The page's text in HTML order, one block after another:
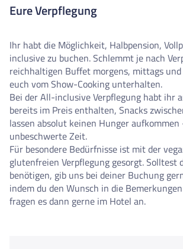
Eure Verpflegung
Ihr habt die Möglichkeit, Halbpension,
inclusive zu buchen. Schlemmt je nach
reichhaltigen Buffet morgens, mittags
euch vom Show-Cooking unterhalten.
Bei der All-inclusive Verpflegung habt ihr
bereits im Preis enthalten, Snacks
lassen absolut keinen Hunger
unbeschwerte Zeit.
Für besondere Bedürfnisse ist mit der
glutenfreien Verpflegung gesorgt. Solltest
benötigen, gib uns bei deiner Buchung
indem du den Wunsch in die
fragen es dann gerne im Hotel an.